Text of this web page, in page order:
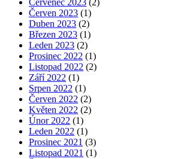
Červen 2023 (1)
Duben 2023 (2)
Březen 2023 (1)
Leden 2023 (2)
Prosinec 2022 (1)
Listopad 2022 (2)
Září 2022 (1)
Srpen 2022 (1)
Červen 2022 (2)
Květen 2022 (2)
Únor 2022 (1)
Leden 2022 (1)
Prosinec 2021 (3)
Listopad 2021 (1)